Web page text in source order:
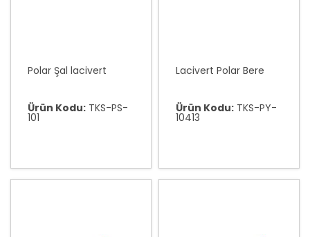
Polar Şal lacivert
Ürün Kodu: TKS-PS-
101
Lacivert Polar Bere
Ürün Kodu: TKS-PY-
10413